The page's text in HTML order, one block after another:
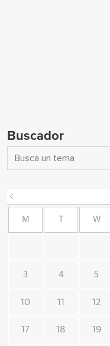
Buscador
M W
3 4 5
10 11 12
17 18 19